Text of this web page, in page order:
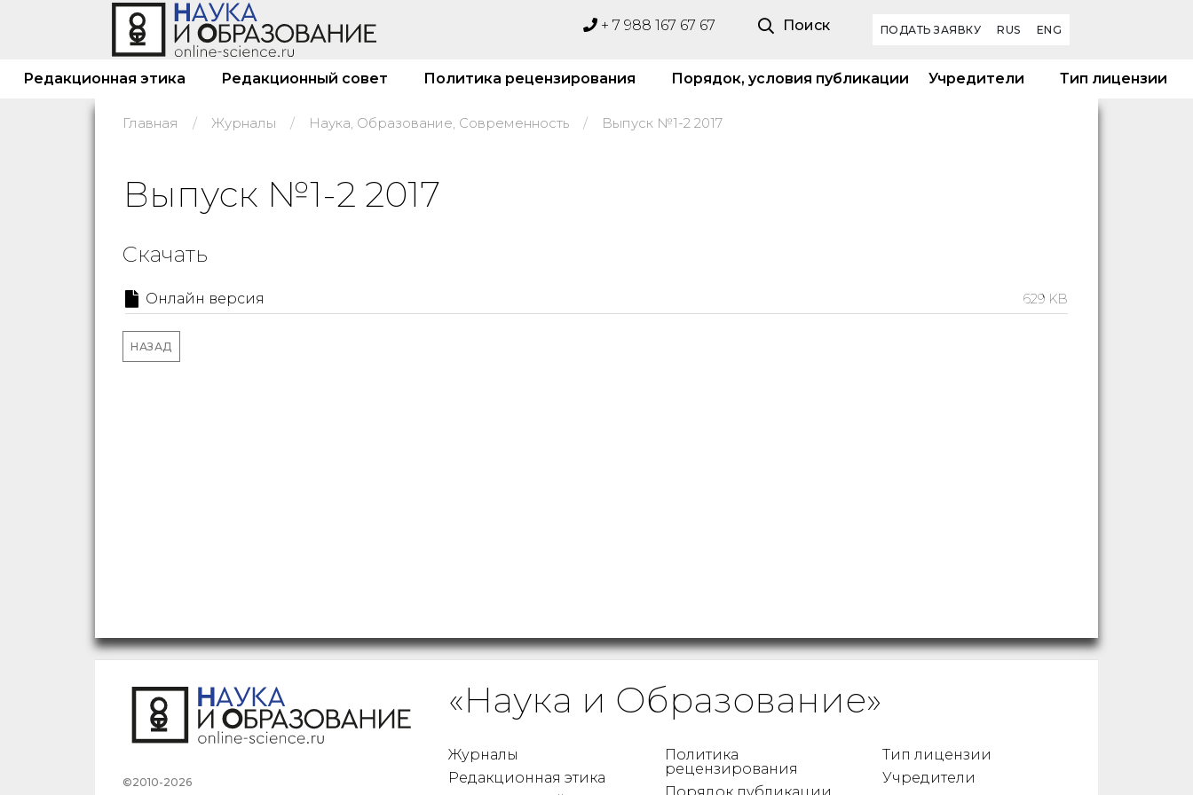
+ 7 988 167 67 67 Поиск ПОДАТЬ ЗАЯВКУ RUS ENG
Редакционная этика Редакционный совет Политика рецензирования Порядок, условия публикации Учредители Тип лицензии
Главная Журналы Наука, Образование, Современность Выпуск №1-2 2017
Выпуск №1-2 2017
Скачать
Онлайн версия 629 KB
НАЗАД
©2010-2026
«Наука и Образование»
Журналы
Редакционная этика
Политика
рецензирования
Тип лицензии
Учредители